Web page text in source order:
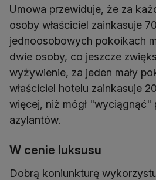
Umowa przewiduje, że za
osoby właściciel zainkasuje
jednoosobowych pokoikach
dwie osoby, co jeszcze
wyżywienie, za jeden mały
właściciel hotelu zainkasuje
więcej, niż mógł "wyciągnąć"
azylantów.
W cenie luksusu
Dobrą koniunkturę